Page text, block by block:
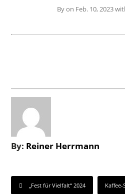
By on Feb. 10, 2023
By: Reiner Herrmann
„Fest für Vielfalt“ 2024